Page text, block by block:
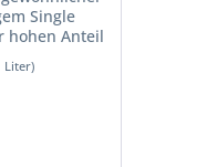
Single
hohen Anteil
Pot Still.
mit...
Liter)